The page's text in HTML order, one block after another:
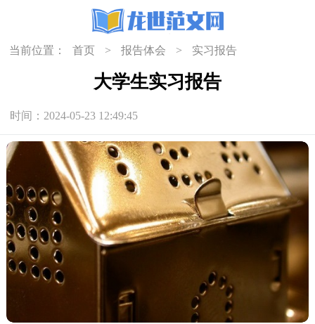
当前位置： 首页 > 报告体会 > 实习报告
大学生实习报告
时间：2024-05-23 12:49:45